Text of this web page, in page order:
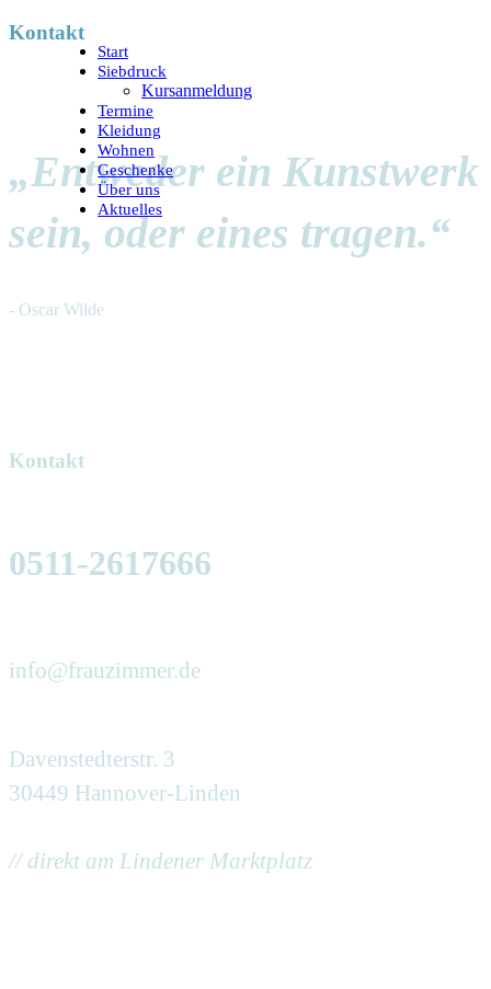
Kontakt
„Entweder ein Kunstwerk
sein, oder eines tragen.“
- Oscar Wilde
Kontakt
0511-2617666
info@frauzimmer.de
Davenstedterstr. 3
30449 Hannover-Linden
// direkt am Lindener Marktplatz
Start
Siebdruck
Kursanmeldung
Termine
Kleidung
Wohnen
Geschenke
Über uns
Aktuelles